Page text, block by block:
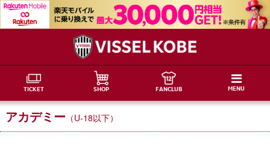
TICKET SHOP FANCLUB MENU
アカデミー （U-18以下）